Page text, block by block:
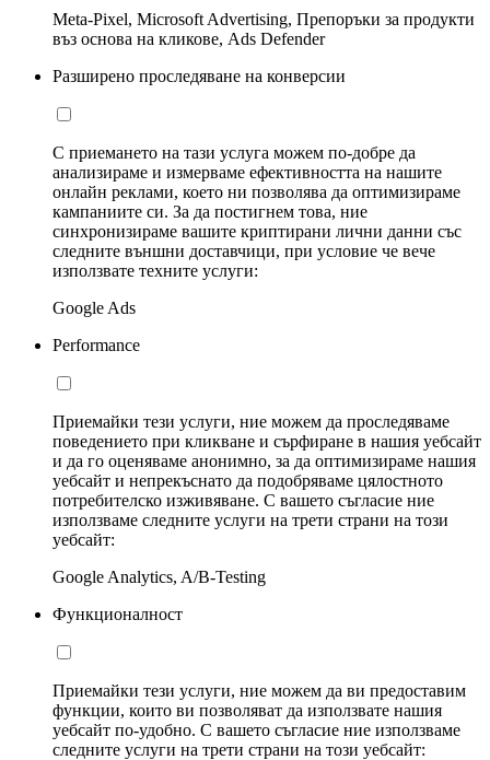
Meta-Pixel, Microsoft Advertising, Препоръки за продукти
въз основа на кликове, Ads Defender
Разширено проследяване на конверсии
С приемането на тази услуга можем по-добре да
анализираме и измерваме ефективността на нашите
онлайн реклами, което ни позволява да оптимизираме
кампаниите си. За да постигнем това, ние
синхронизираме вашите криптирани лични данни със
следните външни доставчици, при условие че вече
използвате техните услуги:
Google Ads
Performance
Приемайки тези услуги, ние можем да проследяваме
поведението при кликване и сърфиране в нашия уебсайт
и да го оценяваме анонимно, за да оптимизираме нашия
уебсайт и непрекъснато да подобряваме цялостното
потребителско изживяване. С вашето съгласие ние
използваме следните услуги на трети страни на този
уебсайт:
Google Analytics, A/B-Testing
Функционалност
Приемайки тези услуги, ние можем да ви предоставим
функции, които ви позволяват да използвате нашия
уебсайт по-удобно. С вашето съгласие ние използваме
следните услуги на трети страни на този уебсайт: